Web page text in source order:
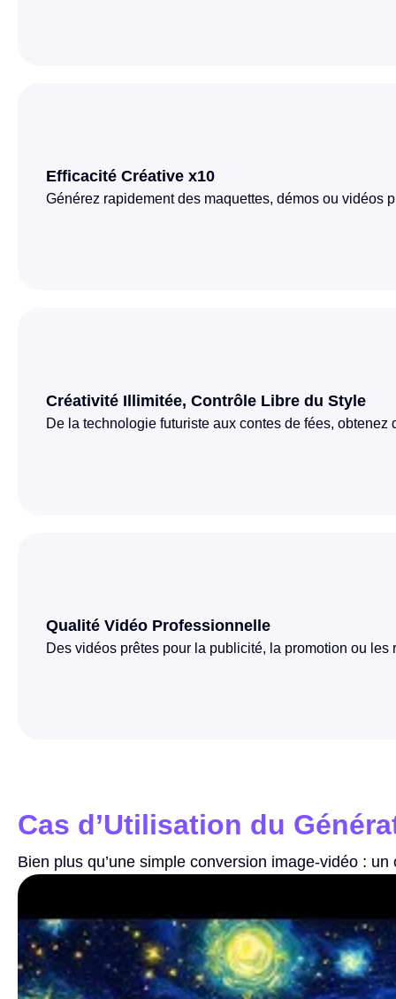
Efficacité Créative x10
Générez rapidement des maquettes, démos ou vidéos
Créativité Illimitée, Contrôle Libre du Style
De la technologie futuriste aux contes de fées,
Qualité Vidéo Professionnelle
Des vidéos prêtes pour la publicité, la promotion ou
Cas d’Utilisation du
Bien plus qu’une simple conversion image-vidéo :